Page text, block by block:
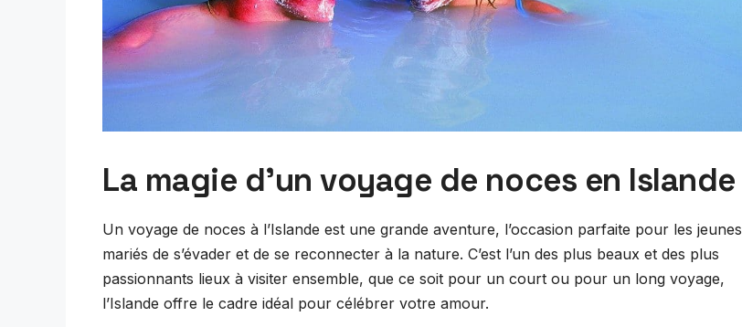
La magie d’un voyage de noces en Islande
Un voyage de noces à l’Islande est une grande aventure, l’occasion parfaite pour les jeunes
mariés de s’évader et de se reconnecter à la nature. C’est l’un des plus beaux et des plus
passionnants lieux à visiter ensemble, que ce soit pour un court ou pour un long voyage,
l’Islande offre le cadre idéal pour célébrer votre amour.